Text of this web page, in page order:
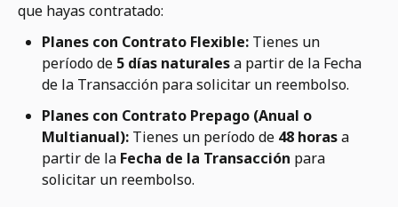
que hayas contratado:
Planes con Contrato Flexible: Tienes un
período de 5 días naturalesa partir de la Fecha
de la Transacción para solicitar un reembolso.
Planes con Contrato Prepago (Anual o
Multianual): Tienes un período de 48 horasa
partir de la Fecha de la Transacción para
solicitar un reembolso.